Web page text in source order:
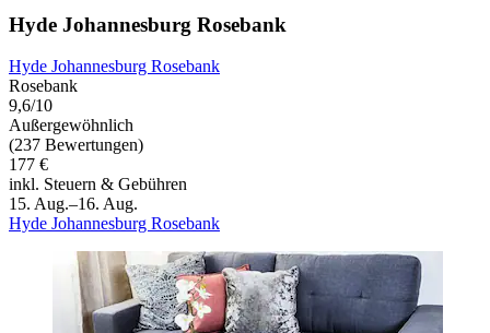
Hyde Johannesburg Rosebank
Hyde Johannesburg Rosebank
Rosebank
9,6/10
Außergewöhnlich
(237 Bewertungen)
177 €
inkl. Steuern & Gebühren
15. Aug.–16. Aug.
Hyde Johannesburg Rosebank